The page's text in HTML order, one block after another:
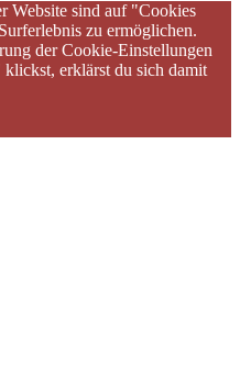
Website sind auf "Cookies
zu ermöglichen.
der Cookie-Einstellungen
erklärst du sich damit